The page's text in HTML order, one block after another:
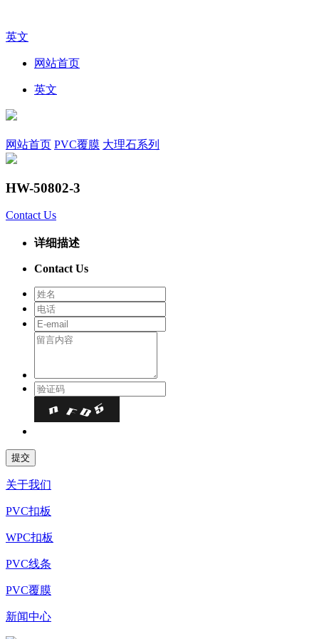
英文
网站首页
英文
网站首页 PVC覆膜 大理石系列
HW-50802-3
Contact Us
详细描述
Contact Us
关于我们
PVC扣板
WPC扣板
PVC线条
PVC覆膜
新闻中心